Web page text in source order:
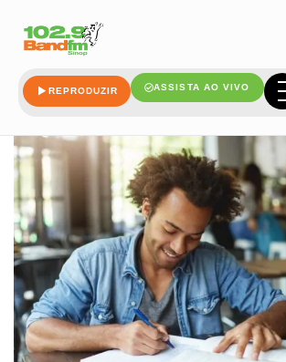
REPRODUZIR ASSISTA AO VIVO
mais